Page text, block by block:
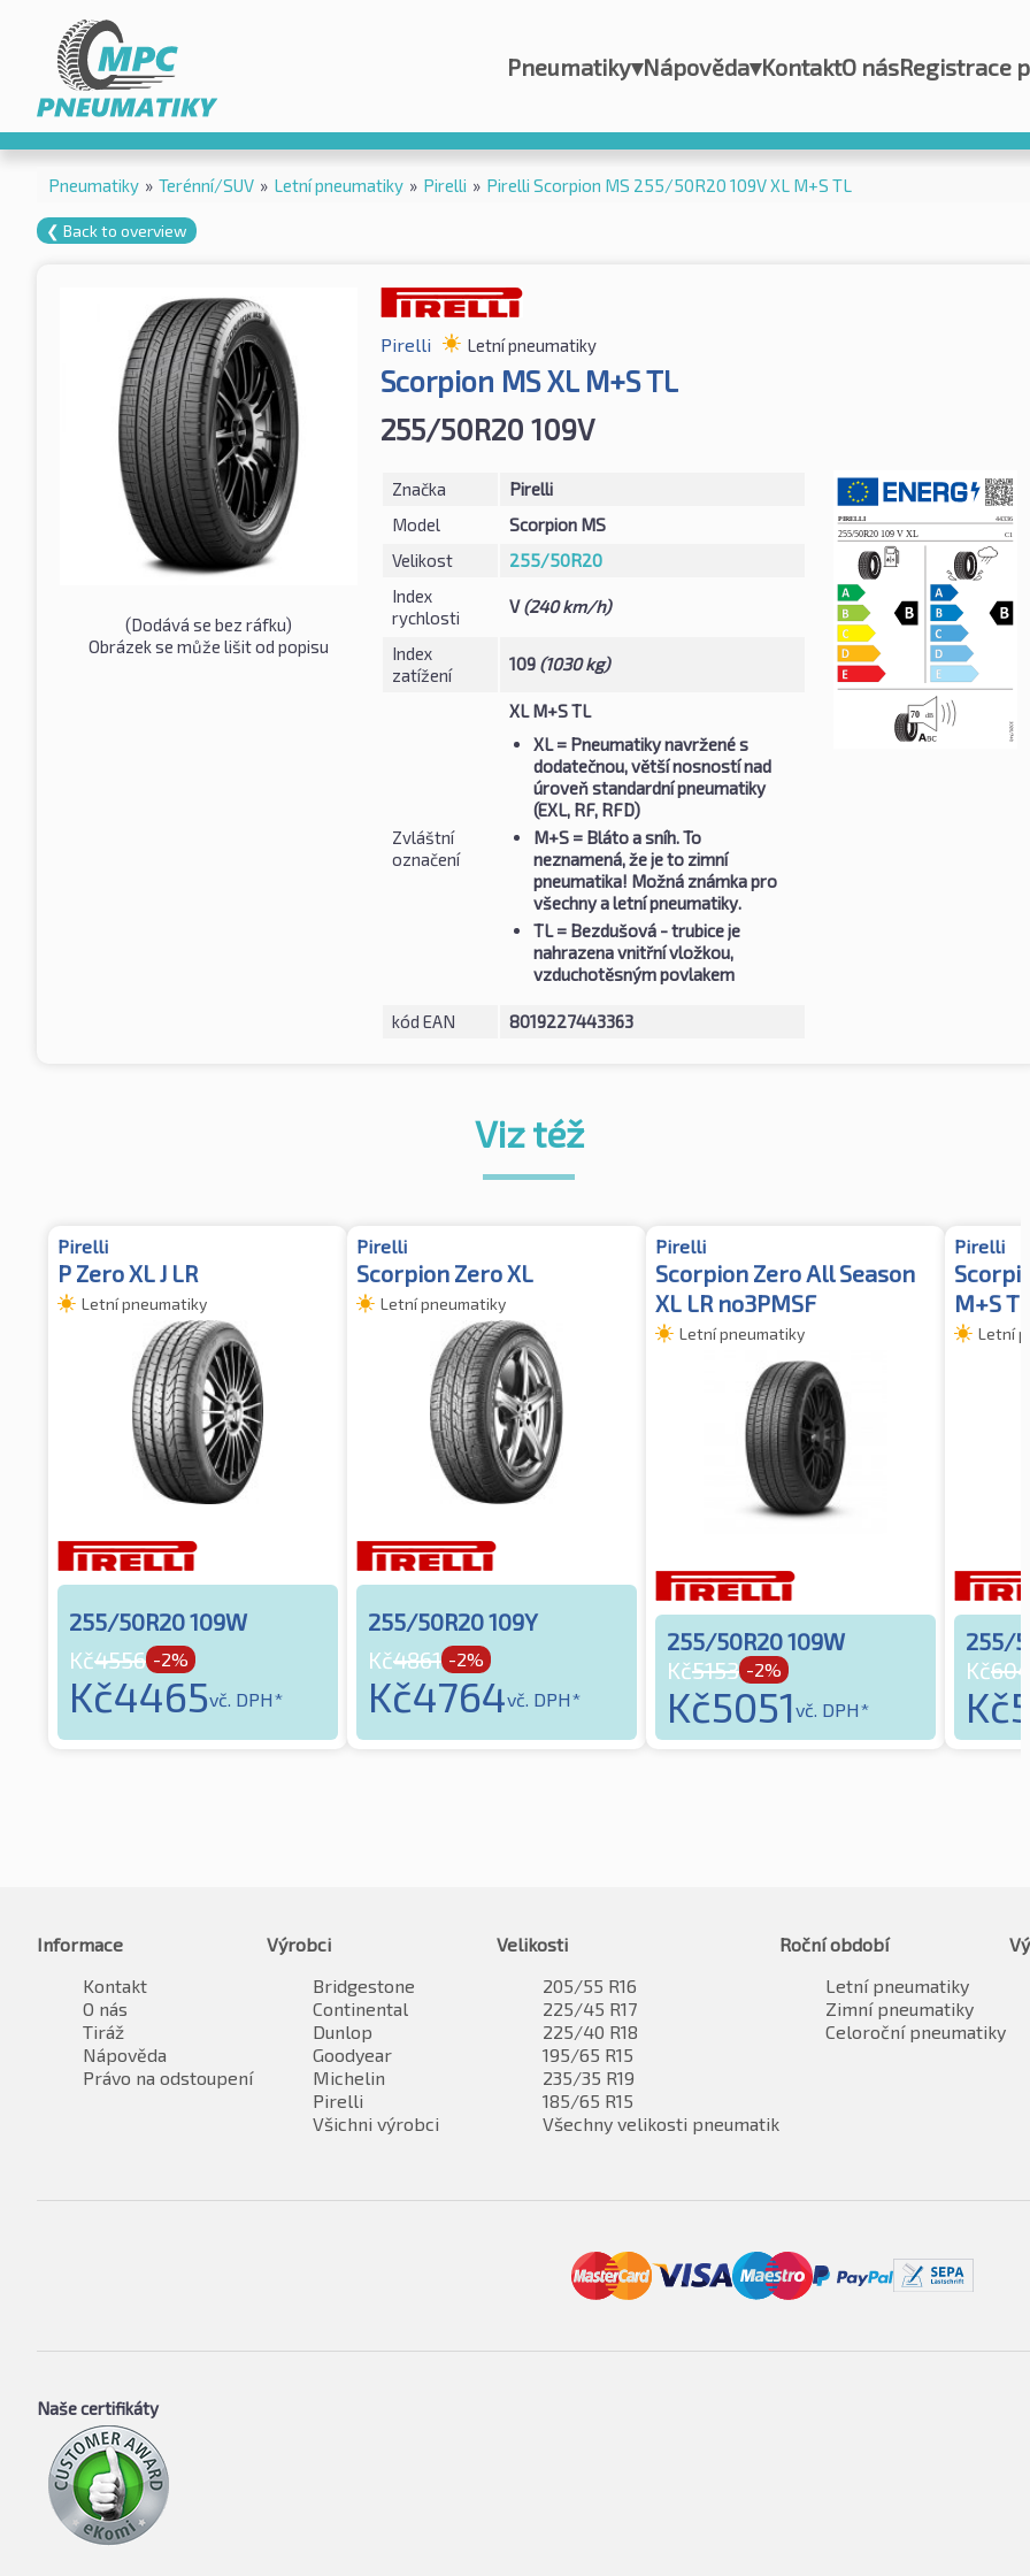
Pneumatiky▾Nápověda▾KontaktO násRegistrace
Pneumatiky » Terénní/SUV » Letní pneumatiky » Pirelli » Pirelli Scorpion MS 255/50R20 109V XL M+S TL
❮ Back to overview
(Dodává se bez ráfku)
Obrázek se může lišit od popisu
Pirelli Letní pneumatiky
Scorpion MS XL M+S TL
255/50R20 109V
Značka
Pirelli
Model
Scorpion MS
Velikost
255/50R20
Index
rychlosti
V(240 km/h)
Index
zatížení
109 (1030 kg)
Zvláštní
označení
XL M+S TL
XL= Pneumatiky navržené s
dodatečnou, větší nosností nad
úroveň standardní pneumatiky
(EXL, RF, RFD)
M+S= Bláto a sníh. To
neznamená, že je to zimní
pneumatika! Možná známka pro
všechny a letní pneumatiky.
TL= Bezdušová - trubice je
nahrazena vnitřní vložkou,
vzduchotěsným povlakem
kód EAN 8019227443363
Viz též
Pirelli
P Zero XL J LR
Letní pneumatiky
255/50R20 109W
Kč4556 -2%
Kč4465vč. DPH*
Pirelli
Scorpion Zero XL
Letní pneumatiky
255/50R20 109Y
Kč4861 -2%
Kč4764vč. DPH*
Pirelli
Scorpion Zero All Season
XL LR no3PMSF
Letní pneumatiky
255/50R20 109W
Kč5153 -2%
Kč5051vč. DPH*
Pirelli
M+S TL
Letní
255/
Kč6040
Kč
Informace
Kontakt
O nás
Tiráž
Nápověda
Právo na odstoupení
Výrobci
Bridgestone
Continental
Dunlop
Goodyear
Michelin
Pirelli
Všichni výrobci
Velikosti
205/55 R16
225/45 R17
225/40 R18
195/65 R15
235/35 R19
185/65 R15
Všechny velikosti pneumatik
Roční období
Letní pneumatiky
Zimní pneumatiky
Celoroční pneumatiky
Naše certifikáty